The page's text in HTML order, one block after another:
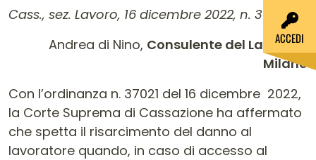
Cass., sez. Lavoro, 16 dicembre 2022, n. 37021
Andrea di Nino, Consulente del Lavoro in
Milano
Con l’ordinanza n. 37021 del 16 dicembre 2022,
la Corte Suprema di Cassazione ha affermato
che spetta il risarcimento del danno al
lavoratore quando, in caso di accesso al
ACCEDI